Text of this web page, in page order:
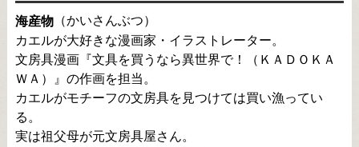
海産物（かいさんぶつ）
カエルが大好きな漫画家・イラストレーター。
文房具漫画『文具を買うなら異世界で！（ＫＡＤＯＫＡ
ＷＡ）』の作画を担当。
カエルがモチーフの文房具を見つけては買い漁ってい
る。
実は祖父母が元文房具屋さん。